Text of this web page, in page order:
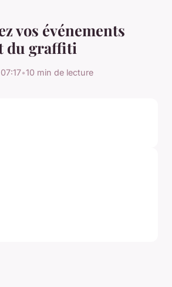
vos événements
du graffiti
•10 min de lecture